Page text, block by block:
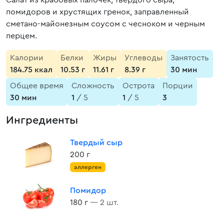
помидоров и хрустящих гренок, заправленный
сметано-майонезным соусом с чесноком и черным
перцем.
Калории
184.75 ккал
Белки
10.53 г
Жиры
11.61 г
Углеводы
8.39 г
Занятость
30 мин
Общее время
30 мин
Сложность
1 / 5
Острота
1 / 5
Порции
3
Ингредиенты
Твердый сыр
200 г
аллерген
Помидор
180 г — 2 шт.